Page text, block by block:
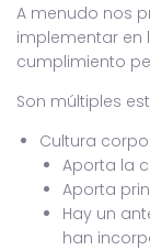
A menudo nos
implementar en
cumplimiento
Son múltiples
Cultura
Aporta la
Aporta
Hay un
han